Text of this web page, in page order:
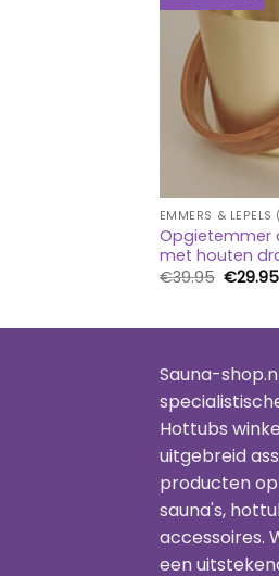
EMMERS &
met houten
€39.95 €29.95
Sauna-
Hottubs
uitgebreid
producten
sauna's,
accessoires.
een